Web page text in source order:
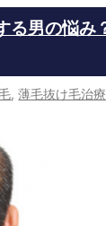
る男の悩み
,薄毛抜け毛治療